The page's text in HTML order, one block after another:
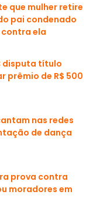
que mulher retire
pai condenado
ela
disputa título
prêmio de R$ 500
nas redes
de dança
prova contra
moradores em